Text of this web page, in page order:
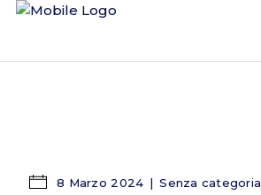
8 Marzo 2024 Senza categoria